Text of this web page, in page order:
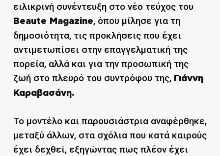
ειλικρινή συνέντευξη στο νέο τεύχος του
Beaute Magazine, όπου μίλησε για τη
δημοσιότητα, τις προκλήσεις που έχει
αντιμετωπίσει στην επαγγελματική της
πορεία, αλλά και για την προσωπική της
ζωή στο πλευρό του συντρόφου της, Γιάννη
Καραβασάνη.
Το μοντέλο και παρουσιάστρια αναφέρθηκε,
μεταξύ άλλων, στα σχόλια που κατά καιρούς
έχει δεχθεί, εξηγώντας πως πλέον έχει